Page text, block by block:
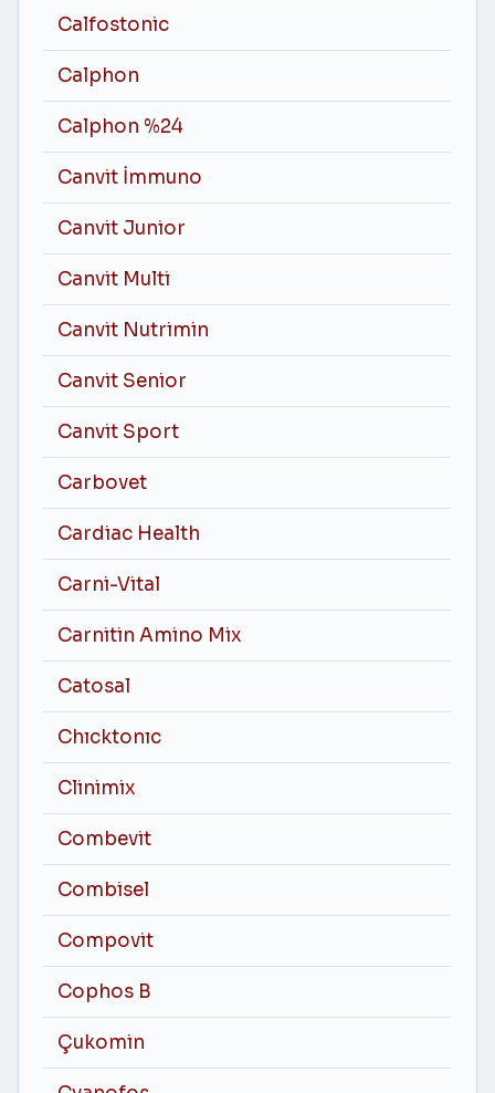
Calfostonic
Calphon
Calphon %24
Canvit İmmuno
Canvit Junior
Canvit Multi
Canvit Nutrimin
Canvit Senior
Canvit Sport
Carbovet
Cardiac Health
Carni-Vital
Carnitin Amino Mix
Catosal
Chıcktonıc
Clinimix
Combevit
Combisel
Compovit
Cophos B
Çukomin